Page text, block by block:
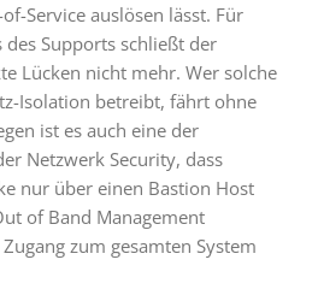
Service auslösen lässt. Für
des Supports schließt der
Lücken nicht mehr. Wer solche
Isolation betreibt, fährt ohne
ist es auch eine der
Netzwerk Security, dass
nur über einen Bastion Host
of Band Management
zum gesamten System